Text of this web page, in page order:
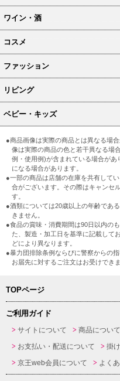
ワイン・酒
コスメ
ファッション
リビング
ベビー・キッズ
●商品画像は実際の商品とは異なる場
像は実際の商品の色と若干異なる場
例・使用例)が含まれている場合が
になる場合があります。
●一部の商品は店舗の在庫を共有して
合がございます。その際はキャンセ
す。
●酒類については20歳以上の年齢であ
きません。
●食品の賞味・消費期間は90日以内の
た、製造・加工日を基準に記載して
どにより異なります。
●暴力団排除条例ならびに警察からの
お届先に対するご注文はお受けできま
TOPページ
ご利用ガイド
サイトについて 商品について
お支払い・配送について
掛
京王web会員について
よく